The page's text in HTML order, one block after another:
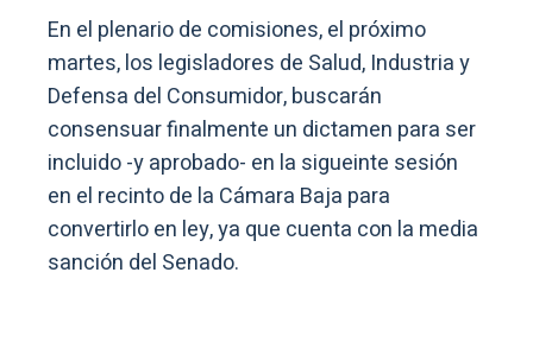
En el plenario de comisiones, el próximo
martes, los legisladores de Salud, Industria y
Defensa del Consumidor, buscarán
consensuar finalmente un dictamen para ser
incluido -y aprobado- en la sigueinte sesión
en el recinto de la Cámara Baja para
convertirlo en ley, ya que cuenta con la media
sanción del Senado.